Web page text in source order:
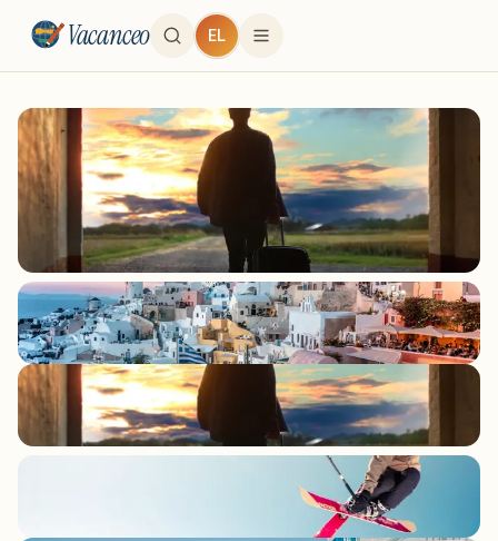
Vacanceo EL